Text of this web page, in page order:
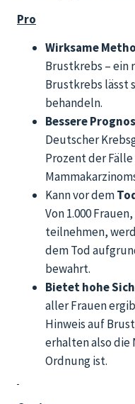
Pro
Wirksame
Brustkrebs –
Brustkrebs lässt
behandeln.
Bessere
Deutscher
Prozent der
Kann vor dem
Von 1.000
teilnehmen,
dem Tod
bewahrt.
Bietet hohe
aller Frauen
Hinweis auf
erhalten also die
Ordnung ist.